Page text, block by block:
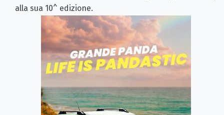
alla sua 10^ edizione.